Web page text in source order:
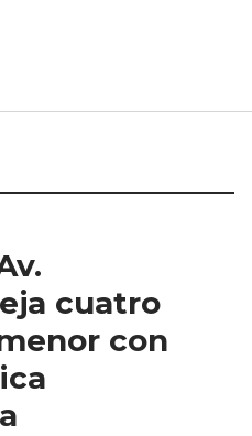
cuatro
con